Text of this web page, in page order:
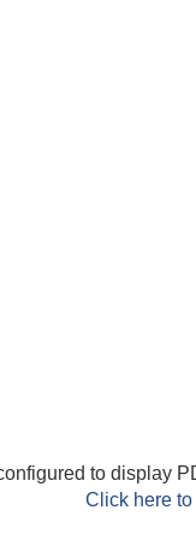
to display
Click here